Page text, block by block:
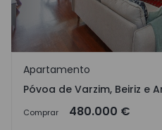
Póvoa de Varzim, Beiriz e
Apartamento
Póvoa de Varzim, Beiriz e
Comprar 480.000 €